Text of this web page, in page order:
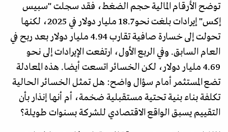
توضح الأرقام المالية حجم الضغط، فقد سجلت "سبيس
إكس" إيرادات بلغت نحو 18.7 مليار دولار في 2025، لكنها
تحولت إلى خسارة صافية تقارب 4.94 مليار دولار بعد ربح في
العام السابق. وفي الربع الأول، ارتفعت الإيرادات إلى نحو
4.69 مليار دولار، لكن الخسائر اتسعت أيضا. هذه المعادلة
تضع المستثمر أمام سؤال واضح: هل تمثل الخسائر الحالية
تكلفة بناء بنية تحتية مستقبلية ضخمة، أم أنها إنذار بأن
التقييم يسبق الواقع الاقتصادي للشركة بسنوات طويلة؟